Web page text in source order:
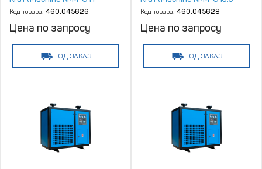
Код товара: 460.045626
Цена по запросу
ПОД ЗАКАЗ
Код товара: 460.045628
Цена по запросу
ПОД ЗАКАЗ